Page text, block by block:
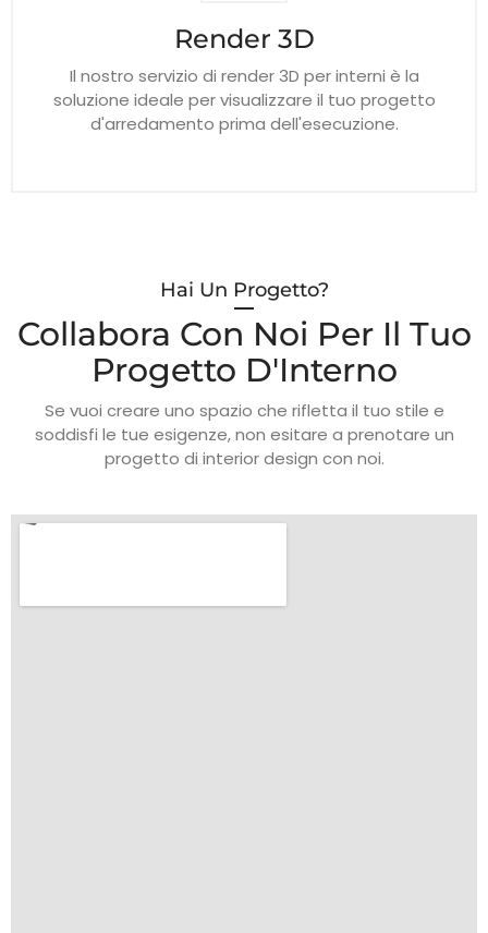
Render 3D
Il nostro servizio di render 3D per interni è la
soluzione ideale per visualizzare il tuo progetto
d'arredamento prima dell'esecuzione.
Hai Un Progetto?
Collabora Con Noi Per Il Tuo
Progetto D'Interno
Se vuoi creare uno spazio che rifletta il tuo stile e
soddisfi le tue esigenze, non esitare a prenotare un
progetto di interior design con noi.